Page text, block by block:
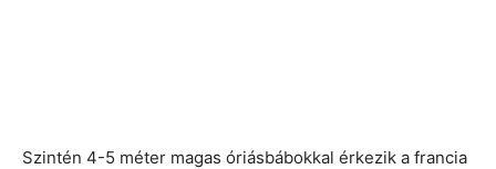
Szintén 4-5 méter magas óriásbábokkal érkezik a francia